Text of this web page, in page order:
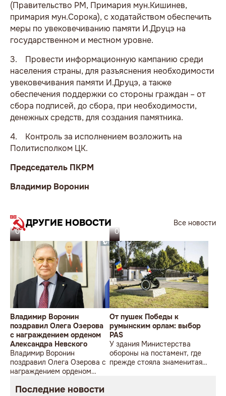
(Правительство РМ, Примария мун.Кишинев,
примария мун.Сорока), с ходатайством обеспечить
меры по увековечиванию памяти И.Друцэ на
государственном и местном уровне.
3. Провести информационную кампанию среди
населения страны, для разъяснения необходимости
увековечивания памяти И.Друцэ, а также
обеспечения поддержки со стороны граждан – от
сбора подписей, до сбора, при необходимости,
денежных средств, для создания памятника.
4. Контроль за исполнением возложить на
Политисполком ЦК.
Председатель ПКРМ
Владимир Воронин
ДРУГИЕ НОВОСТИ
Все новости
07.08.26
Владимир Воронин
поздравил Олега Озерова
с награждением орденом
Александра Невского
Владимир Воронин
поздравил Олега Озерова с
награждением орденом
06.08.26
От пушек Победы к
румынским орлам: выбор
PAS
У здания Министерства
обороны на постамент, где
прежде стояла знаменитая
Последние новости